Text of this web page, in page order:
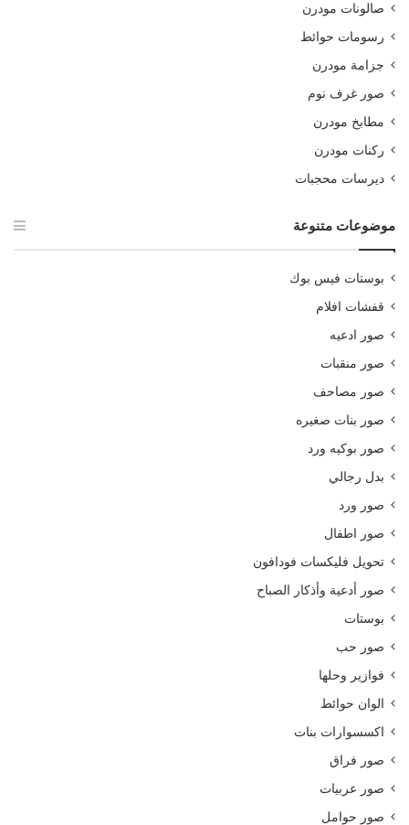
صالونات مودرن
رسومات حوائط
جزامة مودرن
صور غرف نوم
مطابخ مودرن
ركنات مودرن
ديرسات محجبات
موضوعات متنوعة
بوستات فيس بوك
قفشات افلام
صور ادعيه
صور منقبات
صور مصاحف
صور بنات صغيره
صور بوكيه ورد
بدل رجالي
صور ورد
صور اطفال
تحويل فليكسات فودافون
صور أدعية وأذكار الصباح
بوستات
صور حب
فوازير وحلها
الوان حوائط
اكسسوارات بنات
صور فراق
صور عربيات
صور حوامل